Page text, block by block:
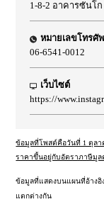
1-8-2 อาคารซันโ
หมายเลขโทรศั
06-6541-0012
เว็บไซต์
https://
ข้อมูลที่โพสต์คือวันที่ 1 ตุลา
ราคาขึ้นอยู่กับอัตราภาษีมู
ข้อมูลที่แสดงบนแผนที่อ้างอิ
แตกต่างกัน